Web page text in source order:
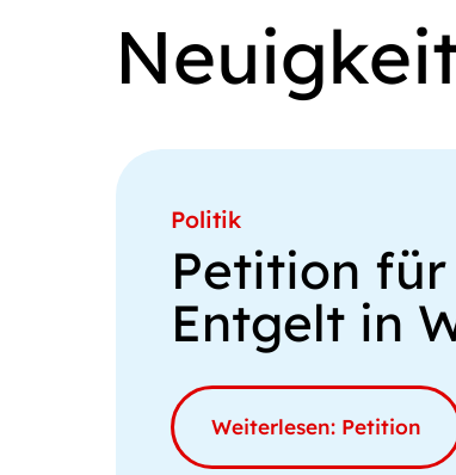
Politik
Petition
Entgelt in
Weiterlesen: Petition